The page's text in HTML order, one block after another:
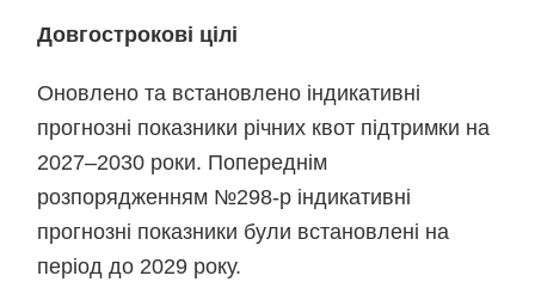
Довгострокові цілі
Оновлено та встановлено індикативні
прогнозні показники річних квот підтримки на
2027–2030 роки. Попереднім
розпорядженням №298-р індикативні
прогнозні показники були встановлені на
період до 2029 року.